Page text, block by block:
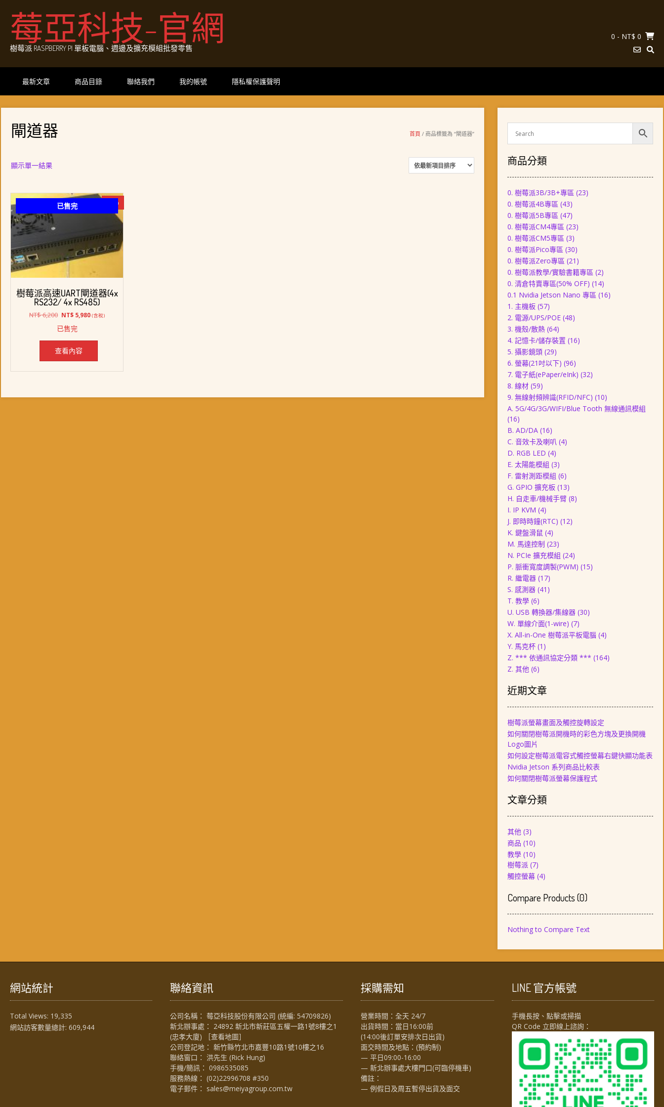
content莓亞科技-官網
樹莓派 RASPBERRY PI 單板電腦、週邊及擴充模組批發零售
0 - NT$ 0
最新文章 商品目錄 聯絡我們 我的帳號 隱私權保護聲明
首頁 / 商品標籤為 “閘道器”
閘道器
顯示單一結果
已售完 -4%
樹莓派高速UART閘道器(4x
RS232/ 4x RS485)
NT$6,200 原
價
格：
NT$ 6,200。
NT$ 5,980目
格：
(含稅)
已售完
查看內容
商品分類
0. 樹莓派3B/3B+專區 (23)
0. 樹莓派4B專區 (43)
0. 樹莓派5B專區 (47)
0. 樹莓派CM4專區 (23)
0. 樹莓派CM5專區 (3)
0. 樹莓派Pico專區 (30)
0. 樹莓派Zero專區 (21)
0. 樹莓派教學/實驗書籍專區 (2)
0. 清倉特賣專區(50% OFF) (14)
0.1 Nvidia Jetson Nano 專區 (16)
1. 主機板 (57)
2. 電源/UPS/POE (48)
3. 機殼/散熱 (64)
4. 記憶卡/儲存裝置 (16)
5. 攝影鏡頭 (29)
6. 螢幕(21吋以下) (96)
7. 電子紙(ePaper/eInk) (32)
8. 線材 (59)
9. 無線射頻辨識(RFID/NFC) (10)
A. 5G/4G/3G/WIFI/Blue Tooth 無線通訊模組
(16)
B. AD/DA (16)
C. 音效卡及喇叭 (4)
D. RGB LED (4)
E. 太陽能模組 (3)
F. 雷射測距模組 (6)
G. GPIO 擴充板 (13)
H. 自走車/機械手臂 (8)
I. IP KVM (4)
J. 即時時鐘(RTC) (12)
K. 鍵盤滑鼠 (4)
M. 馬達控制 (23)
N. PCIe 擴充模組 (24)
P. 脈衝寬度調製(PWM) (15)
R. 繼電器 (17)
S. 感測器 (41)
T. 教學 (6)
U. USB 轉換器/集線器 (30)
W. 單線介面(1-wire) (7)
X. All-in-One 樹莓派平板電腦 (4)
Y. 馬克杯 (1)
Z. *** 依通訊協定分類 *** (164)
Z. 其他 (6)
近期文章
樹莓派螢幕畫面及觸控旋轉設定
如何關閉樹莓派開機時的彩色方塊及更換開機
Logo圖片
如何設定樹莓派電容式觸控螢幕右鍵快顯功能表
Nvidia Jetson 系列商品比較表
如何關閉樹莓派螢幕保護程式
文章分類
其他(3)
商品 (10)
教學(10)
樹莓派(7)
觸控螢幕(4)
Compare Products(0)
Nothing to Compare Text
網站統計
Total Views: 19,335
網站訪客數量總計: 609,944
聯絡資訊
公司名稱： 莓亞科技股份有限公司 (統編: 54709826)
新北辦事處： 24892 新北市新莊區五權一路1號8樓之1
(忠孝大廈) ［查看地圖］
公司登記地： 新竹縣竹北市嘉豐10路1號10樓之16
聯絡窗口： 洪先生 (Rick Hung)
手機/簡訊： 0986535085
服務熱線： (02)22996708 #350
電子郵件： sales@meiyagroup.com.tw
採購需知
營業時間：全天 24/7
出貨時間：當日16:00前
(14:00後訂單安排次日出貨)
面交時間及地點：(預約制)
— 平日09:00-16:00
— 新北辦事處大樓門口(可臨停機車)
備註：
— 例假日及周五暫停出貨及面交
LINE 官方帳號
手機長按、點擊或掃描
QR Code 立即線上諮詢：